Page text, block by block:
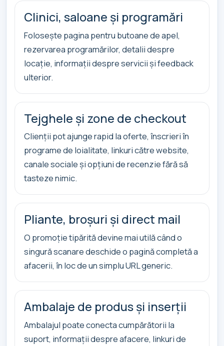
Clinici, saloane și programări
Folosește pagina pentru butoane de apel,
rezervarea programărilor, detalii despre
locație, informații despre servicii și feedback
ulterior.
Tejghele și zone de checkout
Clienții pot ajunge rapid la oferte, înscrieri în
programe de loialitate, linkuri către website,
canale sociale și opțiuni de recenzie fără să
tasteze nimic.
Pliante, broșuri și direct mail
O promoție tipărită devine mai utilă când o
singură scanare deschide o pagină completă a
afacerii, în loc de un simplu URL generic.
Ambalaje de produs și inserții
Ambalajul poate conecta cumpărătorii la
suport, informații despre afacere, linkuri de